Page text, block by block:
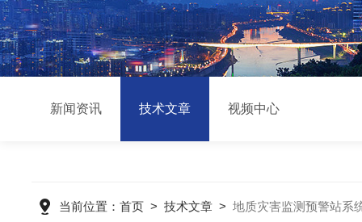
新闻资讯 技术文章 视频中心
当前位置： 首页 > 技术文章 > 地质灾害监测预警站系